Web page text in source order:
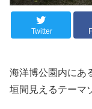
Twitter
海洋博公園内にあ
垣間見えるテーマ